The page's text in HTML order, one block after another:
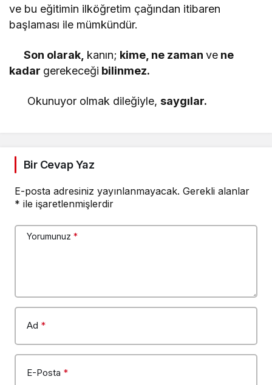
ve bu eğitimin ilköğretim çağından itibaren
başlaması ile mümkündür.
Son olarak, kanın; kime, ne zamanve ne
kadar gerekeceği bilinmez.
Okunuyor olmak dileğiyle,saygılar.
Bir Cevap Yaz
E-posta adresiniz yayınlanmayacak. Gerekli alanlar
* ile işaretlenmişlerdir
Yorumunuz *
Ad *
E-Posta *